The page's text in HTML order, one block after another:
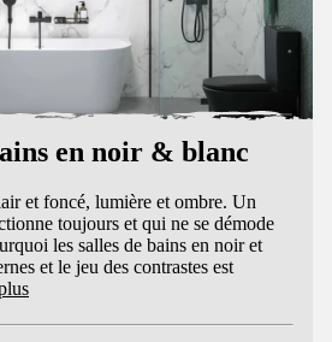
en noir & blanc
et foncé, lumière et ombre. Un
toujours et qui ne se démode
les salles de bains en noir et
et le jeu des contrastes est